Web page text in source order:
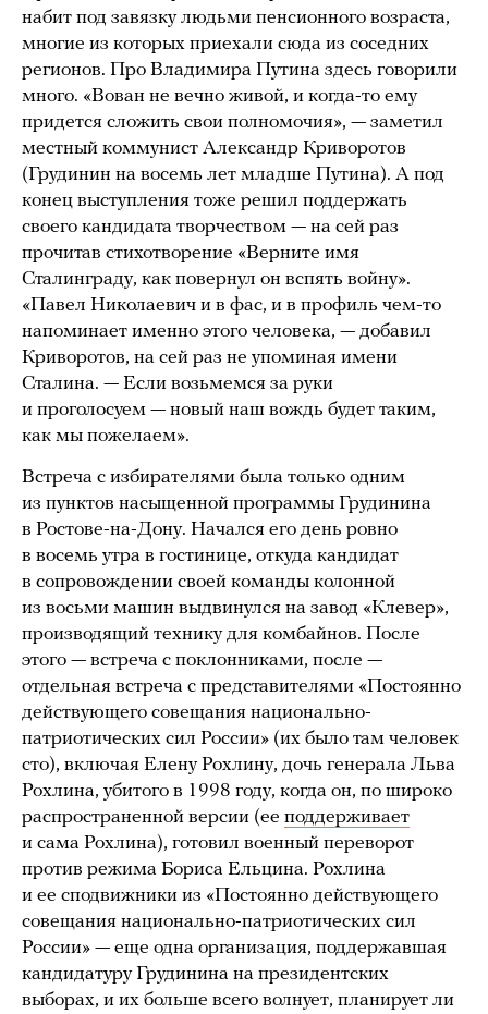
набит под завязку людьми пенсионного возраста,
многие из которых приехали сюда из соседних
регионов. Про Владимира Путина здесь говорили
много. «Вован не вечно живой, и когда-то ему
придется сложить свои полномочия», — заметил
местный коммунист Александр Криворотов
(Грудинин на восемь лет младше Путина). А под
конец выступления тоже решил поддержать
своего кандидата творчеством — на сей раз
прочитав стихотворение «Верните имя
Сталинграду, как повернул он вспять войну».
«Павел Николаевич и в фас, и в профиль чем-то
напоминает именно этого человека, — добавил
Криворотов, на сей раз не упоминая имени
Сталина. — Если возьмемся за руки
и проголосуем — новый наш вождь будет таким,
как мы пожелаем».
Встреча с избирателями была только одним
из пунктов насыщенной программы Грудинина
в Ростове-на-Дону. Начался его день ровно
в восемь утра в гостинице, откуда кандидат
в сопровождении своей команды колонной
из восьми машин выдвинулся на завод «Клевер»,
производящий технику для комбайнов. После
этого — встреча с поклонниками, после —
отдельная встреча с представителями «Постоянно
действующего совещания национально-
патриотических сил России» (их было там человек
сто), включая Елену Рохлину, дочь генерала Льва
Рохлина, убитого в 1998 году, когда он, по широко
распространенной версии (ее поддерживает
и сама Рохлина), готовил военный переворот
против режима Бориса Ельцина. Рохлина
и ее сподвижники из «Постоянно действующего
совещания национально-патриотических сил
России» — еще одна организация, поддержавшая
кандидатуру Грудинина на президентских
выборах, и их больше всего волнует, планирует ли